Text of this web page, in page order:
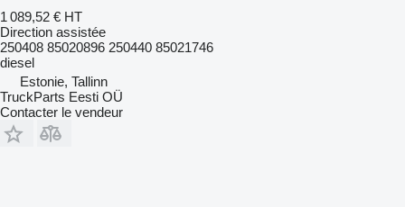
1 089,52 € HT
Direction assistée
250408 85020896 250440 85021746
diesel
Estonie, Tallinn
TruckParts Eesti OÜ
Contacter le vendeur